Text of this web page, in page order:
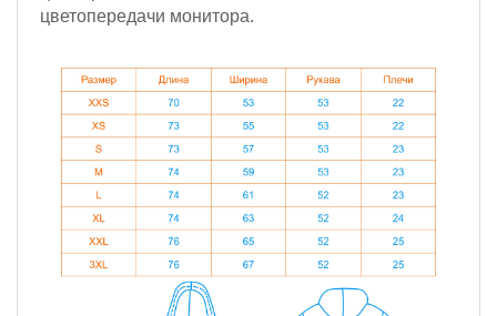
цветопередачи монитора.